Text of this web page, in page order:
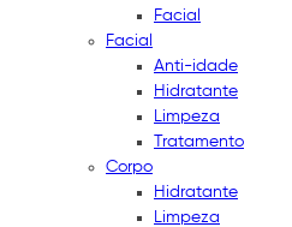
Facial
Facial
Anti-idade
Hidratante
Limpeza
Tratamento
Corpo
Hidratante
Limpeza